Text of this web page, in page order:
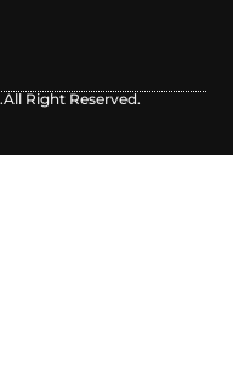
.All Right Reserved.